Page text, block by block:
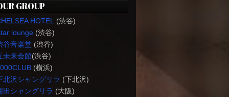
GROUP
HOTEL
(渋谷)
lounge(渋谷)
谷音楽堂(渋谷)
未来会館(渋谷)
(横浜)
北沢シャングリラ (下北沢)
田シャングリラ (大阪)